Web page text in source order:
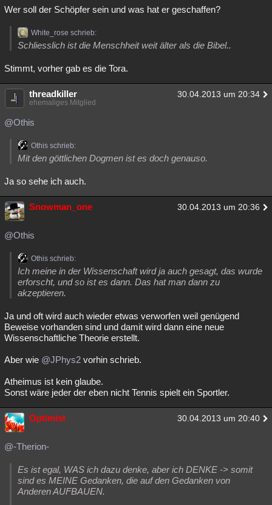
Wer soll der Schöpfer sein und was hat er geschaffen?
White_rose schrieb:
Schliesslich ist die Menschheit weit älter als die Bibel..
Stimmt, vorher gab es die Tora.
threadkiller 30.04.2013 um 20:34
ehemaliges Mitglied
@Othis
Othis schrieb:
Mit den göttlichen Dogmen ist es doch genauso.
Ja so sehe ich auch.
Snowman_one 30.04.2013 um 20:36
@Othis
Othis schrieb:
Ich meine in der Wissenschaft wird ja auch gesagt, das wurde
erforscht, und so ist es dann. Das hat man dann zu
akzeptieren.
Ja und oft wird auch wieder etwas verworfen weil genügend
Beweise vorhanden sind und damit wird dann eine neue
Wissenschaftliche Theorie erstellt.
Aber wie @JPhys2 vorhin schrieb.
Atheimus ist kein glaube.
Sonst wäre jeder der eben nicht Tennis spielt ein Sportler.
Optimist 30.04.2013 um 20:40
@-Therion-
Es ist egal, WAS ich dazu denke, aber ich DENKE -> somit
sind es MEINE Gedanken, die auf den Gedanken von
Anderen AUFBAUEN.